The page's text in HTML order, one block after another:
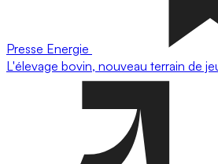
Presse Energie
L'élevage bovin, nouveau terrain de